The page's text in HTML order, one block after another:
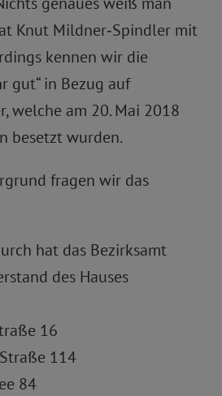
Knut Mildner‐Spindler mit
kennen wir die
gut“ in Bezug auf
welche am 20. Mai 2018
besetzt wurden.
fragen wir das
hat das Bezirksamt
des Hauses
16
114
84